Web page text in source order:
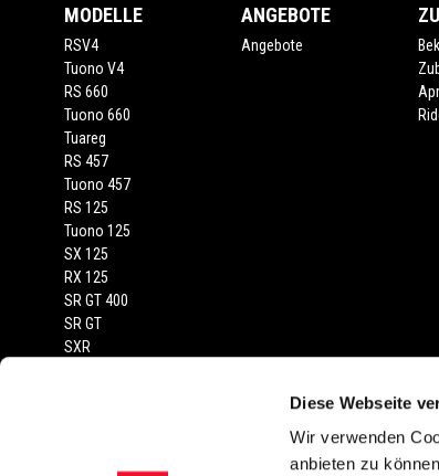
Diese Webseite
Wir verwenden
anbieten zu
MODELLE
RSV4
Tuono V4
RS 660
Tuono 660
Tuareg
RS 457
Tuono 457
RS 125
Tuono 125
SX 125
RX 125
SR GT 400
SR GT
SXR
ANGEBOTE
Angebote
Die abgebildeten Fahrzeuge und Zubehörartikel dienen nur